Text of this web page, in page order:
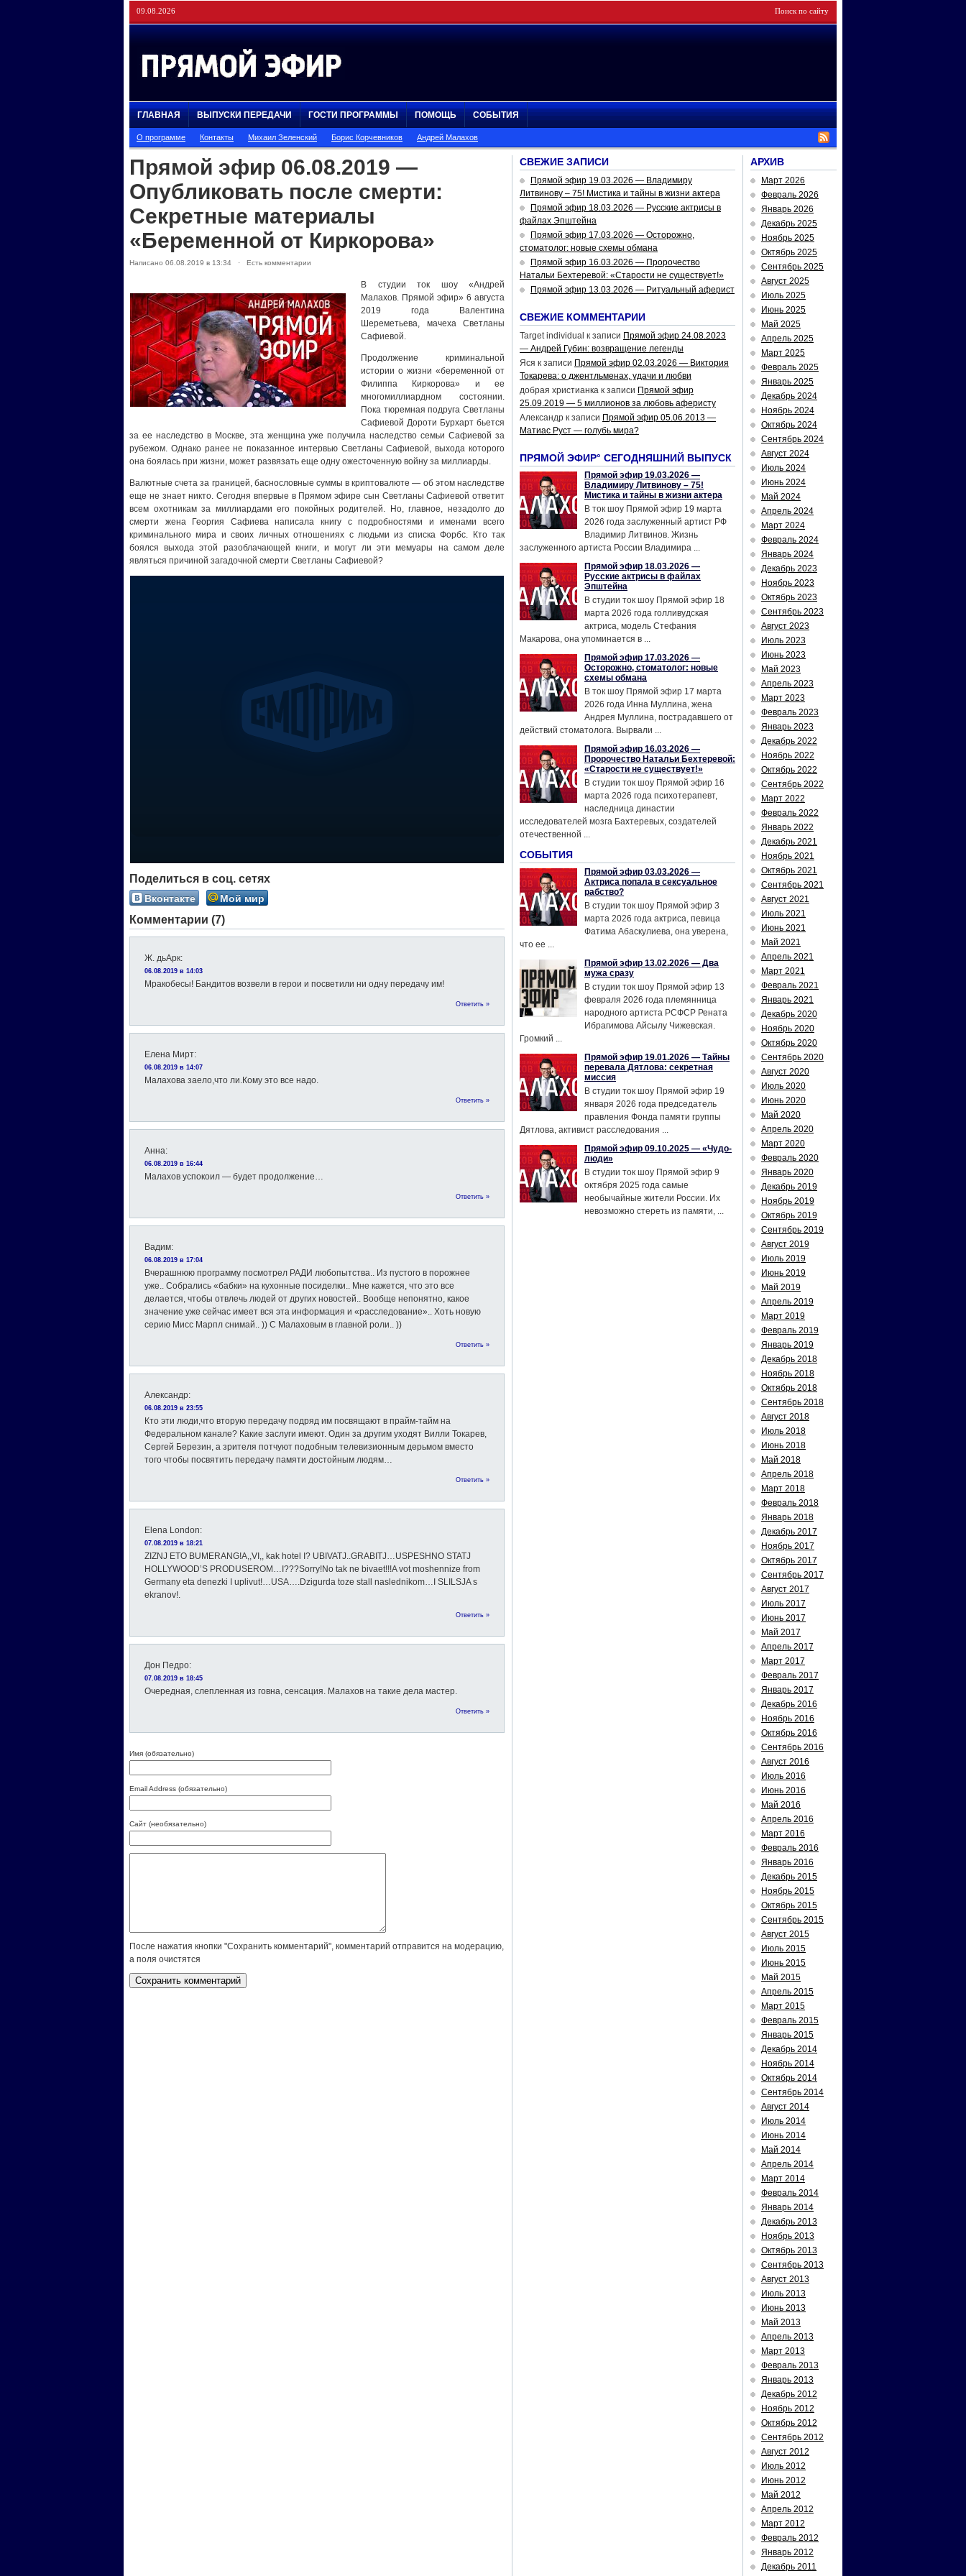
09.08.2026
ГЛАВНАЯ ВЫПУСКИ ПЕРЕДАЧИ ГОСТИ ПРОГРАММЫ ПОМОЩЬ СОБЫТИЯ
О программе Контакты Михаил Зеленский Борис Корчевников Андрей Малахов
Прямой эфир 06.08.2019 —
Опубликовать после смерти:
Секретные материалы
«Беременной от Киркорова»
Написано 06.08.2019 в 13:34 · Есть комментарии
В студии ток шоу «Андрей
Малахов. Прямой эфир» 6 августа
2019 года Валентина
Шереметьева, мачеха Светланы
Сафиевой.
Продолжение криминальной
истории о жизни «беременной от
Филиппа Киркорова» и ее
многомиллиардном состоянии.
Пока тюремная подруга Светланы
Сафиевой Дороти Бурхарт бьется
за ее наследство в Москве, эта женщина уже получила наследство семьи Сафиевой за
рубежом. Однако ранее не показанное интервью Светланы Сафиевой, выхода которого
она боялась при жизни, может развязать еще одну ожесточенную войну за миллиарды.
Валютные счета за границей, баснословные суммы в криптовалюте — об этом наследстве
еще не знает никто. Сегодня впервые в Прямом эфире сын Светланы Сафиевой ответит
всем охотникам за миллиардами его покойных родителей. Но, главное, незадолго до
смерти жена Георгия Сафиева написала книгу с подробностями и именами всего
криминального мира и своих личных отношениях с людьми из списка Форбс. Кто так
боялся выхода этой разоблачающей книги, и могут ли эти мемуары на самом деле
являться причиной загадочной смерти Светланы Сафиевой?
Поделиться в соц. сетях
Вконтакте Мой мир
Комментарии (7)
Ж. дьАрк:
06.08.2019 в 14:03
Мракобесы! Бандитов возвели в герои и посветили ни одну передачу им!
Ответить »
Елена Мирт:
06.08.2019 в 14:07
Малахова заело,что ли.Кому это все надо.
Ответить »
Анна:
06.08.2019 в 16:44
Малахов успокоил — будет продолжение…
Ответить »
Вадим:
06.08.2019 в 17:04
Вчерашнюю программу посмотрел РАДИ любопытства.. Из пустого в порожнее
уже.. Собрались «бабки» на кухонные посиделки.. Мне кажется, что это все
делается, чтобы отвлечь людей от других новостей.. Вообще непонятно, какое
значение уже сейчас имеет вся эта информация и «расследование».. Хоть новую
серию Мисс Марпл снимай.. )) С Малаховым в главной роли.. ))
Ответить »
Александр:
06.08.2019 в 23:55
Кто эти люди,что вторую передачу подряд им посвящают в прайм-тайм на
Федеральном канале? Какие заслуги имеют. Один за другим уходят Вилли Токарев,
Сергей Березин, а зрителя потчуют подобным телевизионным дерьмом вместо
того чтобы посвятить передачу памяти достойным людям…
Ответить »
Elena London:
07.08.2019 в 18:21
ZIZNJ ETO BUMERANG!A,,VI,, kak hotel I? UBIVATJ..GRABITJ…USPESHNO STATJ
HOLLYWOOD’S PRODUSEROM…I???Sorry!No tak ne bivaet!!!A vot moshennize from
Germany eta denezki I uplivut!…USA….Dzigurda toze stall naslednikom…I SLILSJA s
ekranov!.
Ответить »
Дон Педро:
07.08.2019 в 18:45
Очередная, слепленная из говна, сенсация. Малахов на такие дела мастер.
Ответить »
Имя (обязательно)
Email Address (обязательно)
Сайт (необязательно)
После нажатия кнопки "Сохранить комментарий", комментарий отправится на модерацию,
а поля очистятся
СВЕЖИЕ ЗАПИСИ
Прямой эфир 19.03.2026 — Владимиру
Литвинову – 75! Мистика и тайны в жизни актера
Прямой эфир 18.03.2026 — Русские актрисы в
файлах Эпштейна
Прямой эфир 17.03.2026 — Осторожно,
стоматолог: новые схемы обмана
Прямой эфир 16.03.2026 — Пророчество
Натальи Бехтеревой: «Старости не существует!»
Прямой эфир 13.03.2026 — Ритуальный аферист
СВЕЖИЕ КОММЕНТАРИИ
Target individual к записи Прямой эфир 24.08.2023
— Андрей Губин: возвращение легенды
Яся к записи Прямой эфир 02.03.2026 — Виктория
Токарева: о джентльменах, удачи и любви
добрая христианка к записи Прямой эфир
25.09.2019 — 5 миллионов за любовь аферисту
Александр к записи Прямой эфир 05.06.2013 —
Матиас Руст — голубь мира?
ПРЯМОЙ ЭФИР° СЕГОДНЯШНИЙ ВЫПУСК
Прямой эфир 19.03.2026 —
Владимиру Литвинову – 75!
Мистика и тайны в жизни актера
В ток шоу Прямой эфир 19 марта
2026 года заслуженный артист РФ
Владимир Литвинов. Жизнь
заслуженного артиста России Владимира ...
Прямой эфир 18.03.2026 —
Русские актрисы в файлах
Эпштейна
В студии ток шоу Прямой эфир 18
марта 2026 года голливудская
актриса, модель Стефания
Макарова, она упоминается в ...
Прямой эфир 17.03.2026 —
Осторожно, стоматолог: новые
схемы обмана
В ток шоу Прямой эфир 17 марта
2026 года Инна Муллина, жена
Андрея Муллина, пострадавшего от
действий стоматолога. Вырвали ...
Прямой эфир 16.03.2026 —
Пророчество Натальи Бехтеревой:
«Старости не существует!»
В студии ток шоу Прямой эфир 16
марта 2026 года психотерапевт,
наследница династии
исследователей мозга Бахтеревых, создателей
отечественной ...
СОБЫТИЯ
Прямой эфир 03.03.2026 —
Актриса попала в сексуальное
рабство?
В студии ток шоу Прямой эфир 3
марта 2026 года актриса, певица
Фатима Абаскулиева, она уверена,
что ее ...
Прямой эфир 13.02.2026 — Два
мужа сразу
В студии ток шоу Прямой эфир 13
февраля 2026 года племянница
народного артиста РСФСР Рената
Ибрагимова Айсылу Чижевская.
Громкий ...
Прямой эфир 19.01.2026 — Тайны
перевала Дятлова: секретная
миссия
В студии ток шоу Прямой эфир 19
января 2026 года председатель
правления Фонда памяти группы
Дятлова, активист расследования ...
Прямой эфир 09.10.2025 — «Чудо-
люди»
В студии ток шоу Прямой эфир 9
октября 2025 года самые
необычайные жители России. Их
невозможно стереть из памяти, ...
АРХИВ
Март 2026
Февраль 2026
Январь 2026
Декабрь 2025
Ноябрь 2025
Октябрь 2025
Сентябрь 2025
Август 2025
Июль 2025
Июнь 2025
Май 2025
Апрель 2025
Март 2025
Февраль 2025
Январь 2025
Декабрь 2024
Ноябрь 2024
Октябрь 2024
Сентябрь 2024
Август 2024
Июль 2024
Июнь 2024
Май 2024
Апрель 2024
Март 2024
Февраль 2024
Январь 2024
Декабрь 2023
Ноябрь 2023
Октябрь 2023
Сентябрь 2023
Август 2023
Июль 2023
Июнь 2023
Май 2023
Апрель 2023
Март 2023
Февраль 2023
Январь 2023
Декабрь 2022
Ноябрь 2022
Октябрь 2022
Сентябрь 2022
Март 2022
Февраль 2022
Январь 2022
Декабрь 2021
Ноябрь 2021
Октябрь 2021
Сентябрь 2021
Август 2021
Июль 2021
Июнь 2021
Май 2021
Апрель 2021
Март 2021
Февраль 2021
Январь 2021
Декабрь 2020
Ноябрь 2020
Октябрь 2020
Сентябрь 2020
Август 2020
Июль 2020
Июнь 2020
Май 2020
Апрель 2020
Март 2020
Февраль 2020
Январь 2020
Декабрь 2019
Ноябрь 2019
Октябрь 2019
Сентябрь 2019
Август 2019
Июль 2019
Июнь 2019
Май 2019
Апрель 2019
Март 2019
Февраль 2019
Январь 2019
Декабрь 2018
Ноябрь 2018
Октябрь 2018
Сентябрь 2018
Август 2018
Июль 2018
Июнь 2018
Май 2018
Апрель 2018
Март 2018
Февраль 2018
Январь 2018
Декабрь 2017
Ноябрь 2017
Октябрь 2017
Сентябрь 2017
Август 2017
Июль 2017
Июнь 2017
Май 2017
Апрель 2017
Март 2017
Февраль 2017
Январь 2017
Декабрь 2016
Ноябрь 2016
Октябрь 2016
Сентябрь 2016
Август 2016
Июль 2016
Июнь 2016
Май 2016
Апрель 2016
Март 2016
Февраль 2016
Январь 2016
Декабрь 2015
Ноябрь 2015
Октябрь 2015
Сентябрь 2015
Август 2015
Июль 2015
Июнь 2015
Май 2015
Апрель 2015
Март 2015
Февраль 2015
Январь 2015
Декабрь 2014
Ноябрь 2014
Октябрь 2014
Сентябрь 2014
Август 2014
Июль 2014
Июнь 2014
Май 2014
Апрель 2014
Март 2014
Февраль 2014
Январь 2014
Декабрь 2013
Ноябрь 2013
Октябрь 2013
Сентябрь 2013
Август 2013
Июль 2013
Июнь 2013
Май 2013
Апрель 2013
Март 2013
Февраль 2013
Январь 2013
Декабрь 2012
Ноябрь 2012
Октябрь 2012
Сентябрь 2012
Август 2012
Июль 2012
Июнь 2012
Май 2012
Апрель 2012
Март 2012
Февраль 2012
Январь 2012
Декабрь 2011